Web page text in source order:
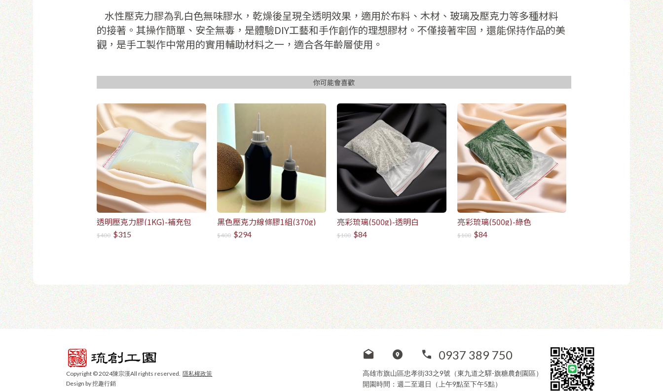
且包含英文和數字
註冊
水性壓克力膠為乳白色無味膠水，乾燥後呈現全透明效果，適用於布料、木材、玻璃及壓克力等多種材料
的接著。其操作簡單、安全無毒，是體驗DIY工藝和手作創作的理想膠材。不僅接著牢固，還能保持作品的美
觀，是手工製作中常用的實用輔助材料之一，適合各年齡層使用。
你可能會喜歡
透明壓克力膠(1KG)-補充包
$400 $315
黑色壓克力線條膠1組(370g)
$400 $294
亮彩琉璃(500g)-透明白
$100 $84
亮彩琉璃(500g)-綠色
$100 $84
Copyright © 2024陳宗漢All rights reserved.隱私權政策
Design by 挖趣行銷
0937 389 750
高雄市旗山區忠孝街33之9號（東九道之驛-旗糖農創園區）
開園時間：週二至週日（上午9點至下午5點）